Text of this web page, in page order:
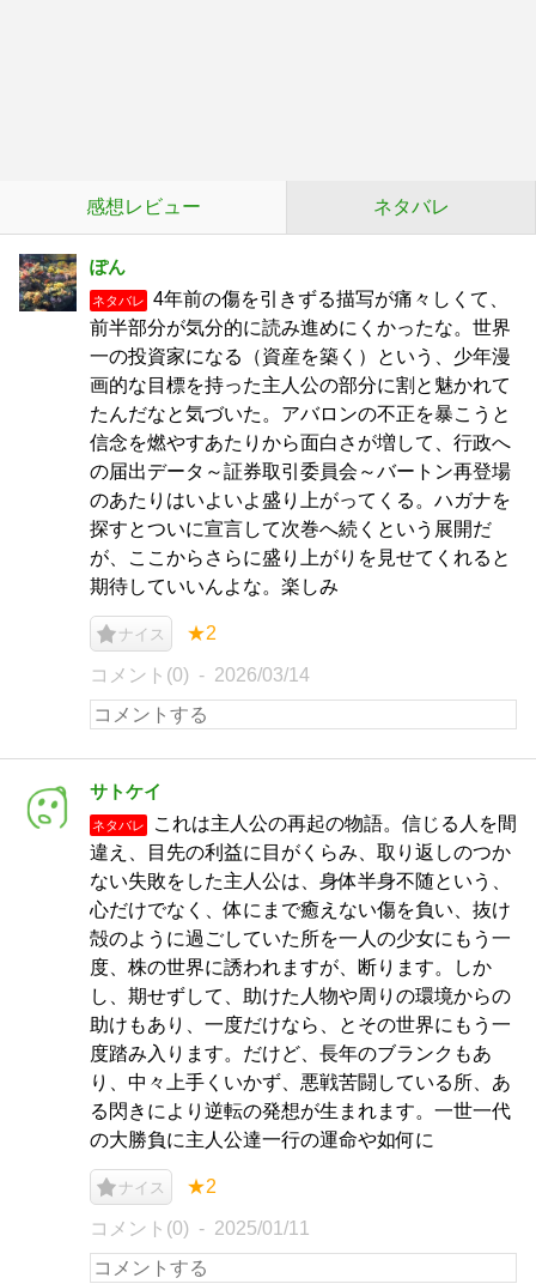
感想レビュー ネタバレ
ぽん
ネタバレ
4年前の傷を引きずる描写が痛々しくて、
前半部分が気分的に読み進めにくかったな。世界
一の投資家になる（資産を築く）という、少年漫
画的な目標を持った主人公の部分に割と魅かれて
たんだなと気づいた。アバロンの不正を暴こうと
信念を燃やすあたりから面白さが増して、行政へ
の届出データ～証券取引委員会～バートン再登場
のあたりはいよいよ盛り上がってくる。ハガナを
探すとついに宣言して次巻へ続くという展開だ
が、ここからさらに盛り上がりを見せてくれると
期待していいんよな。楽しみ
ナイス ★2
コメント(0) 2026/03/14
サトケイ
ネタバレ
これは主人公の再起の物語。信じる人を間
違え、目先の利益に目がくらみ、取り返しのつか
ない失敗をした主人公は、身体半身不随という、
心だけでなく、体にまで癒えない傷を負い、抜け
殻のように過ごしていた所を一人の少女にもう一
度、株の世界に誘われますが、断ります。しか
し、期せずして、助けた人物や周りの環境からの
助けもあり、一度だけなら、とその世界にもう一
度踏み入ります。だけど、長年のブランクもあ
り、中々上手くいかず、悪戦苦闘している所、あ
る閃きにより逆転の発想が生まれます。一世一代
の大勝負に主人公達一行の運命や如何に
ナイス ★2
コメント(0) 2025/01/11